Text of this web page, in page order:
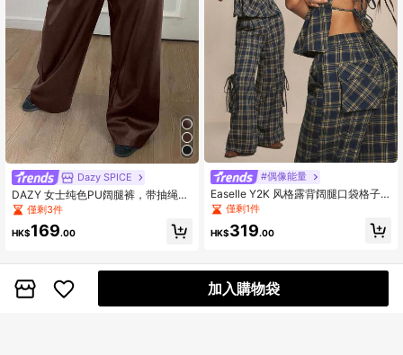
Dazy SPICE
DAZY 女士纯色PU阔腿裤，带抽绳松
紧腰带和口袋，皮革裤
僅剩3件
HK$169.00
#偶像能量
Easelle Y2K 风格露背阔腿口袋格子
女式套装
僅剩1件
HK$319.00
加入購物袋